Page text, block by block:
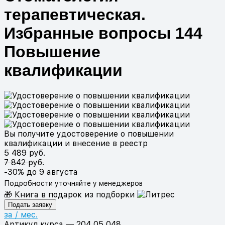
терапевтическая.
Избранные вопросы 144
Повышение
квалификации
Вы получите удостоверение о повышении
квалификации и внесение в реестр
5 489 руб.
7 842 руб.
-30% до 9 августа
Подробности уточняйте у менеджеров
🎁 Книга в подарок из подборки
Подать заявку
за / мес.